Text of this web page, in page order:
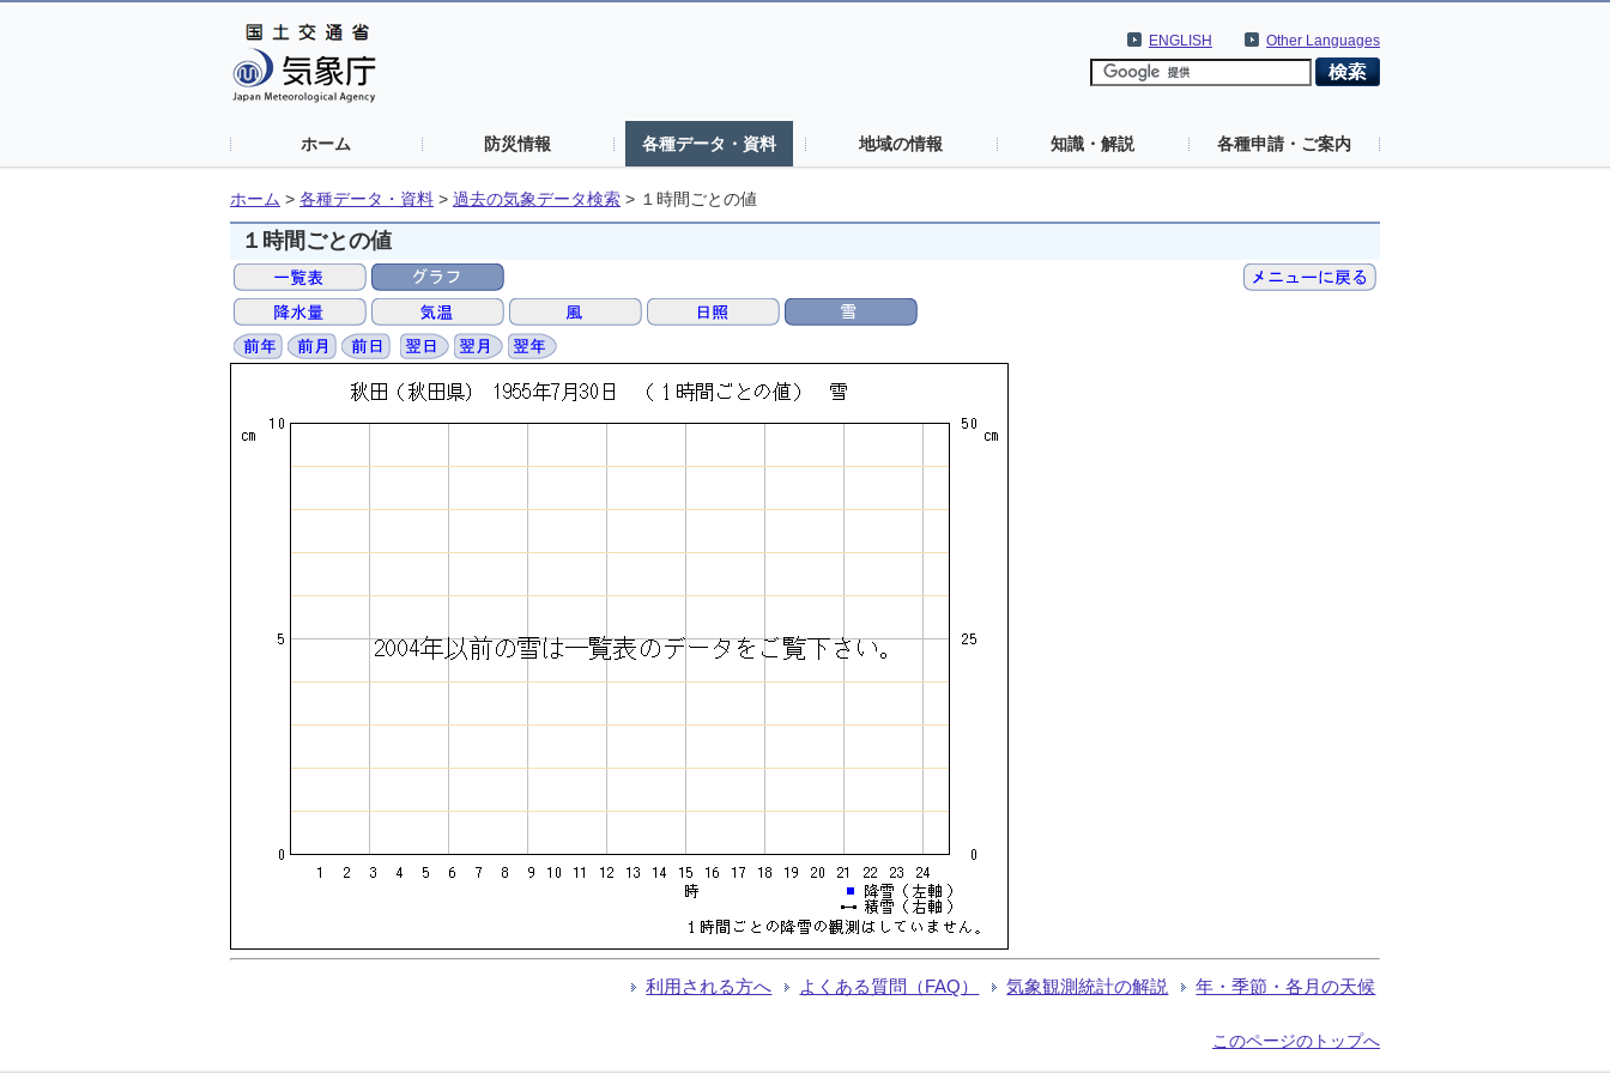
Other Languages
ENGLISH
ホーム 防災情報 各種データ・資料 地域の情報 知識・解説 各種申請・ご案内
ホーム > 各種データ・資料 > 過去の気象データ検索 > １時間ごとの値
１時間ごとの値
利用される方へ よくある質問（FAQ） 気象観測統計の解説 年・季節・各月の天候
このページのトップへ